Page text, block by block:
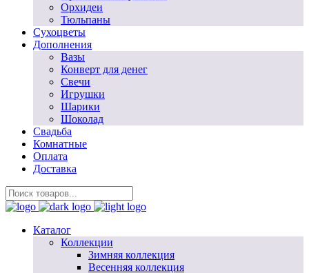
Орхидеи
Тюльпаны
Сухоцветы
Дополнения
Вазы
Конверт для денег
Свечи
Игрушки
Шарики
Шоколад
Свадьба
Комнатные
Оплата
Доставка
Каталог
Коллекции
Зимняя коллекция
Весенняя коллекция